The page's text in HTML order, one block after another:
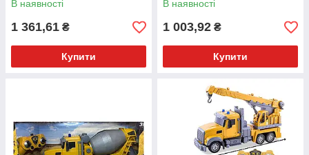
коробці
В наявності
1 361,61 ₴
Купити
В наявності
1 003,92 ₴
Купити